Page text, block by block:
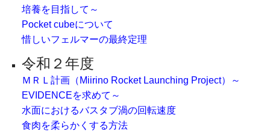
培養を目指して～
Pocket cubeについて
惜しいフェルマーの最終定理
令和２年度
ＭＲＬ計画（Miirino Rocket Launching Project）～
EVIDENCEを求めて～
水面におけるバスタブ渦の回転速度
食肉を柔らかくする方法